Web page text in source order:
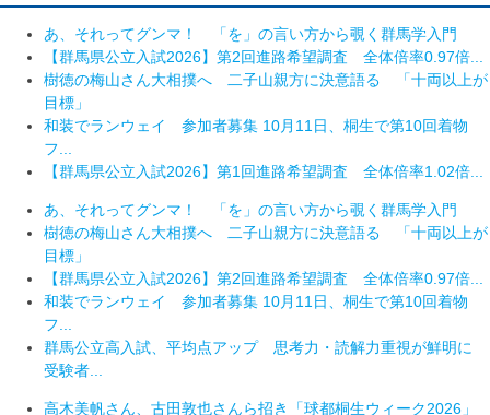
あ、それってグンマ！ 「を」の言い方から覗く群馬学入門
【群馬県公立入試2026】第2回進路希望調査 全体倍率0.97倍...
樹徳の梅山さん大相撲へ 二子山親方に決意語る 「十両以上が
目標」
和装でランウェイ 参加者募集 10月11日、桐生で第10回着物
フ...
【群馬県公立入試2026】第1回進路希望調査 全体倍率1.02倍...
あ、それってグンマ！ 「を」の言い方から覗く群馬学入門
樹徳の梅山さん大相撲へ 二子山親方に決意語る 「十両以上が
目標」
【群馬県公立入試2026】第2回進路希望調査 全体倍率0.97倍...
和装でランウェイ 参加者募集 10月11日、桐生で第10回着物
フ...
群馬公立高入試、平均点アップ 思考力・読解力重視が鮮明に
受験者...
高木美帆さん、古田敦也さんら招き「球都桐生ウィーク2026」